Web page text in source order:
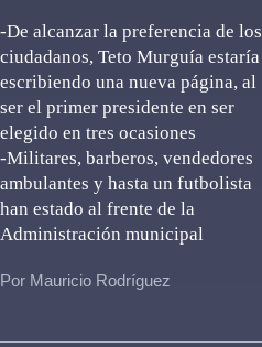
-De alcanzar la preferencia de los
ciudadanos, Teto Murguía estaría
escribiendo una nueva página, al
ser el primer presidente en ser
elegido en tres ocasiones
-Militares, barberos, vendedores
ambulantes y hasta un futbolista
han estado al frente de la
Administración municipal
Por Mauricio Rodríguez